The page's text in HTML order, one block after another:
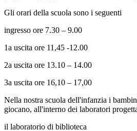
Gli orari della scuola sono i seguenti
ingresso ore 7.30 – 9.00
1a uscita ore 11,45 -12.00
2a uscita ore 13.10 – 14.00
3a uscita ore 16,10 – 17,00
Nella nostra scuola dell'infanzia i
giocano, all'interno dei laboratori
il laboratorio di biblioteca